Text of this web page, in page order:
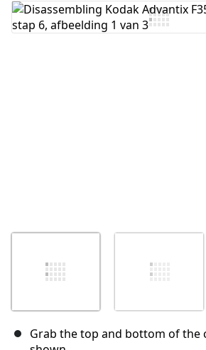
Voeg opmerking toe
Grab the top and bottom of the